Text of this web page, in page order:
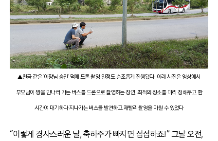
▲천금 같은 ‘이장님 승인’ 덕에 드론 촬영 일정도 순조롭게 진행됐다. 아래 사진은 영상에서
부모님이 짱을 만나러 가는 버스를 드론으로 촬영하는 장면. 최적의 장소를 미리 정해두고 한
시간여 대기하다 지나가는 버스를 발견하고 재빨리 촬영을 마칠 수 있었다
“이렇게 경사스러운 날, 축하주가 빠지면 섭섭하죠!” 그날 오전,